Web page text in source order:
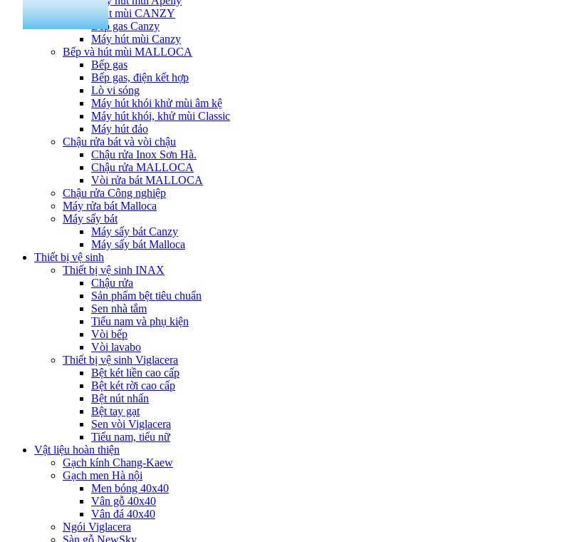
Bếp và hút mùi CANZY
Bếp gas Canzy
Máy hút mùi Canzy
Bếp và hút mùi MALLOCA
Bếp gas
Bếp gas, điện kết hợp
Lò vi sóng
Máy hút khói khử mùi âm kệ
Máy hút khói, khử mùi Classic
Máy hút đảo
Chậu rửa bát và vòi chậu
Chậu rửa Inox Sơn Hà.
Chậu rửa MALLOCA
Vòi rửa bát MALLOCA
Chậu rửa Công nghiệp
Máy rửa bát Malloca
Máy sấy bát
Máy sấy bát Canzy
Máy sấy bát Malloca
Thiết bị vệ sinh
Thiết bị vệ sinh INAX
Chậu rửa
Sản phẩm bệt tiêu chuẩn
Sen nhà tắm
Tiểu nam và phụ kiện
Vòi bếp
Vòi lavabo
Thiết bị vệ sinh Viglacera
Bệt két liền cao cấp
Bệt két rời cao cấp
Bệt nút nhấn
Bệt tay gạt
Sen vòi Viglacera
Tiểu nam, tiểu nữ
Vật liệu hoàn thiện
Gạch kính Chang-Kaew
Gạch men Hà nội
Men bóng 40x40
Vân gỗ 40x40
Vân đá 40x40
Ngói Viglacera
Sàn gỗ NewSky